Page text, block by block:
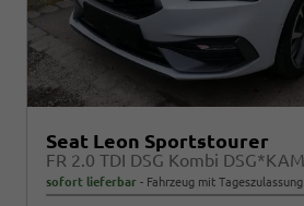
Seat Leon Sportstourer
sofort lieferbar Fahrzeug mit Tageszulassung